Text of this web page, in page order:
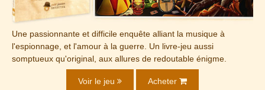
Une passionnante et difficile enquête alliant la musique à
l'espionnage, et l'amour à la guerre. Un livre-jeu aussi
somptueux qu'original, aux allures de redoutable énigme.
Voir le jeu Acheter